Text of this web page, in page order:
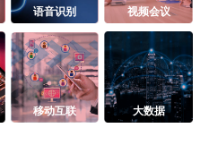
语音识别 视频会议
移动互联 大数据